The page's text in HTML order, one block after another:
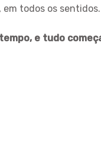
todos os sentidos.
e tudo